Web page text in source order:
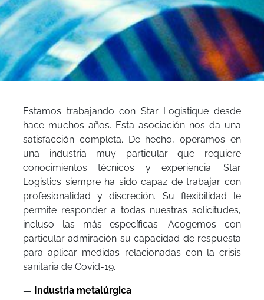
Estamos trabajando con Star Logistique desde
hace muchos años. Esta asociación nos da una
satisfacción completa. De hecho, operamos en
una industria muy particular que requiere
conocimientos técnicos y experiencia. Star
Logistics siempre ha sido capaz de trabajar con
profesionalidad y discreción. Su flexibilidad le
permite responder a todas nuestras solicitudes,
incluso las más específicas. Acogemos con
particular admiración su capacidad de respuesta
para aplicar medidas relacionadas con la crisis
sanitaria de Covid-19.
— Industria metalúrgica